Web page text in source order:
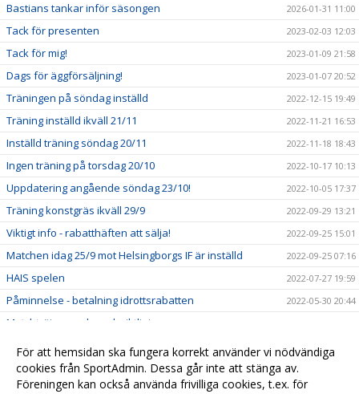
Bastians tankar inför säsongen 2026-01-31 11:00
Tack för presenten 2023-02-03 12:03
Tack för mig! 2023-01-09 21:58
Dags för äggförsäljning! 2023-01-07 20:52
Träningen på söndag inställd 2022-12-15 19:49
Träning inställd ikväll 21/11 2022-11-21 16:53
Inställd träning söndag 20/11 2022-11-18 18:43
Ingen träning på torsdag 20/10 2022-10-17 10:13
Uppdatering angående söndag 23/10! 2022-10-05 17:37
Träning konstgräs ikväll 29/9 2022-09-29 13:21
Viktigt info - rabatthäften att sälja! 2022-09-25 15:01
Matchen idag 25/9 mot Helsingborgs IF är inställd 2022-09-25 07:16
HAIS spelen 2022-07-27 19:59
Påminnelse - betalning idrottsrabatten 2022-05-30 20:44
Matchtröjor - regler och riktlinjer
Målvaktsträning på måndagar fr.o.m 16/5 2022-05-13 18:36
Lägesrapport 2022-04-23 09:40
Info gällande betalning av äggen! 2022-03-09 19:36
För att hemsidan ska fungera korrekt använder vi nödvändiga
cookies från SportAdmin. Dessa går inte att stänga av.
Föreningen kan också använda frivilliga cookies, t.ex. för